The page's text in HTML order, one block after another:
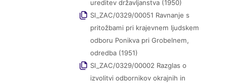
ureditev državljanstva (1950)
SI_ZAC/0329/00051 Ravnanje s
pritožbami pri krajevnem ljudskem
odboru Ponikva pri Grobelnem,
odredba (1951)
SI_ZAC/0329/00002 Razglas o
izvolitvi odbornikov okrajnih in